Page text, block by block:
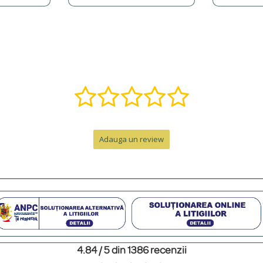
la care se adaugă timpul de livrare.
Pentru un cadou memorabil, poți adăuga o cutie premium cu
Adauga un review
4.84 / 5 din 1386 recenzii